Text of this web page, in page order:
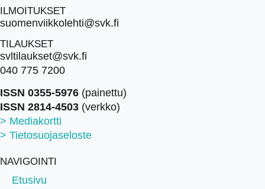
ILMOITUKSET
suomenviikkolehti@svk.fi
TILAUKSET
svltilaukset@svk.fi
040 775 7200
ISSN 0355-5976 (painettu)
ISSN 2814-4503 (verkko)
> Mediakortti
> Tietosuojaseloste
NAVIGOINTI
Etusivu